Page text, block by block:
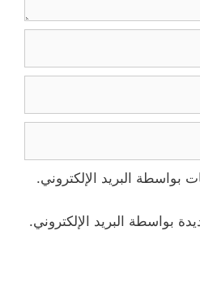
بواسطة البريد الإلكتروني.
بواسطة البريد الإلكتروني.